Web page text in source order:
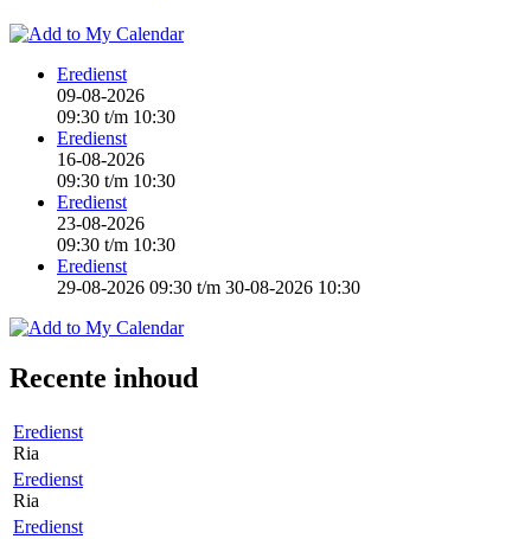
Eredienst
09-08-2026
09:30 t/m 10:30
Eredienst
16-08-2026
09:30 t/m 10:30
Eredienst
23-08-2026
09:30 t/m 10:30
Eredienst
29-08-2026 09:30 t/m 30-08-2026 10:30
Recente inhoud
Eredienst
Ria
Eredienst
Ria
Eredienst